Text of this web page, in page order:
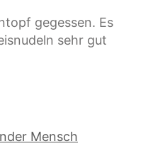
gegessen. Es
sehr gut
Mensch